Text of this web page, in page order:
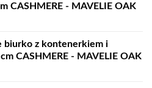
CASHMERE - MAVELIE OAK
biurko z kontenerkiem i
CASHMERE - MAVELIE OAK